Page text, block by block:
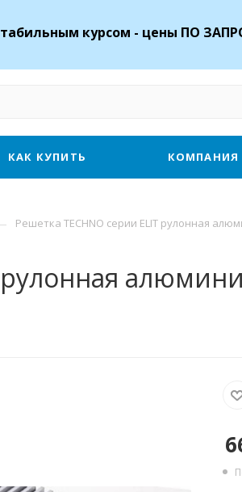
курсом - цены ПО
КАК КУПИТЬ КОМПАНИЯ
Решетка TECHNO серии ELIT рулонная